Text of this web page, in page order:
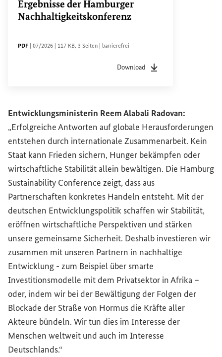
Ergebnisse der Hamburger
Nachhaltigkeitskonferenz
DATEITYP
PDF Sachstandsdatum
07/2026 Dateigröße
117 KB, Seiten
3 Seiten Zugänglichkeit
barrierefrei
Download
DateityppdfSachstandsdatum
Entwicklungsministerin Reem Alabali Radovan:
„Erfolgreiche Antworten auf globale Herausforderungen
entstehen durch internationale Zusammenarbeit. Kein
Staat kann Frieden sichern, Hunger bekämpfen oder
wirtschaftliche Stabilität allein bewältigen. Die Hamburg
Sustainability Conference zeigt, dass aus
Partnerschaften konkretes Handeln entsteht. Mit der
deutschen Entwicklungspolitik schaffen wir Stabilität,
eröffnen wirtschaftliche Perspektiven und stärken
unsere gemeinsame Sicherheit. Deshalb investieren wir
zusammen mit unseren Partnern in nachhaltige
Entwicklung - zum Beispiel über smarte
Investitionsmodelle mit dem Privatsektor in Afrika –
oder, indem wir bei der Bewältigung der Folgen der
Blockade der Straße von Hormus die Kräfte aller
Akteure bündeln. Wir tun dies im Interesse der
Menschen weltweit und auch im Interesse
Deutschlands.“